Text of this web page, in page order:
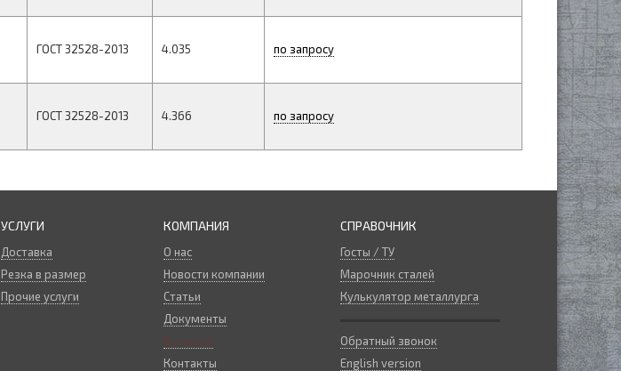
ГОСТ 32528-2013 4.035 по запросу
ГОСТ 32528-2013 4.366 по запросу
УСЛУГИ
Доставка
Резка в размер
Прочие услуги
КОМПАНИЯ
О нас
Новости компании
Статьи
Документы
Вакансии
Контакты
СПРАВОЧНИК
Госты / ТУ
Марочник сталей
Кулькулятор металлурга
Обратный звонок
English version